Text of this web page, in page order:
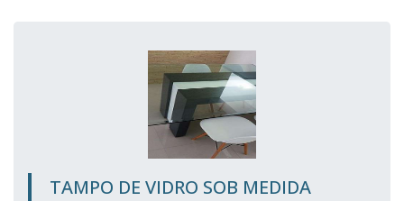
TAMPO DE VIDRO SOB MEDIDA